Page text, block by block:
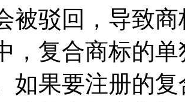
被驳回，导致
，复合商标的
如果要注册的